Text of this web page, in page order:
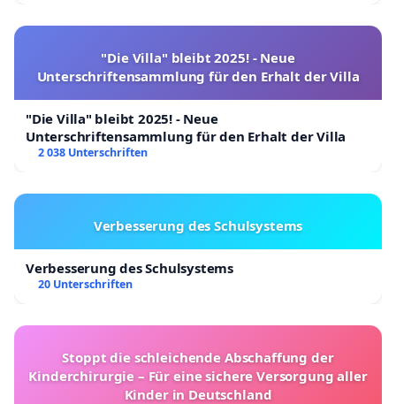
"Die Villa" bleibt 2025! - Neue
Unterschriftensammlung für den Erhalt der Villa
"Die Villa" bleibt 2025! - Neue
Unterschriftensammlung für den Erhalt der Villa
2 038 Unterschriften
Verbesserung des Schulsystems
Verbesserung des Schulsystems
20 Unterschriften
Stoppt die schleichende Abschaffung der
Kinderchirurgie – Für eine sichere Versorgung aller
Kinder in Deutschland